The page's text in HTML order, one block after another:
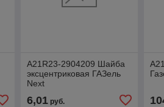
A21R23-2904209 Шайба
эксцентриковая ГАЗель
Next
6,01руб.